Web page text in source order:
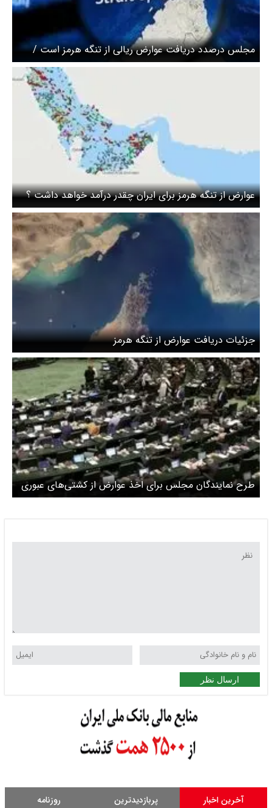
مجلس درصدد دریافت عوارض ریالی از تنگه هرمز است /
جزییات تدوین رژیم حقوقی تنگه هرمز بیان شد
عوارض از تنگه هرمز برای ایران چقدر درآمد خواهد داشت ؟
جزئیات دریافت عوارض از تنگه هرمز
طرح نمایندگان مجلس برای اخذ عوارض از کشتی‌های عبوری
از تنگه هرمز
ارسال نظر
آخرین اخبار پربازدیدترین روزنامه